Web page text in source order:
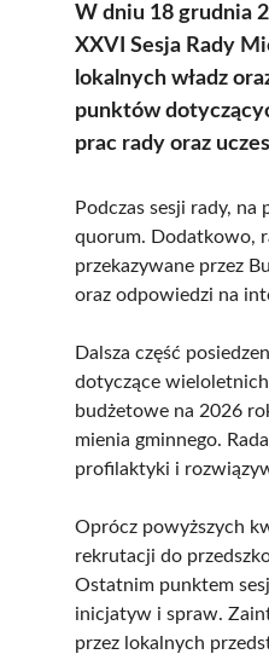
W dniu 18 grudnia
XXVI Sesja Rady
lokalnych władz
punktów
prac rady oraz
Podczas sesji rady,
quorum. Dodatkowo,
przekazywane przez
oraz odpowiedzi na
Dalsza część
dotyczące
budżetowe na 2026
mienia gminnego.
profilaktyki i
Oprócz powyższych
rekrutacji do
Ostatnim punktem
inicjatyw i spraw.
przez lokalnych